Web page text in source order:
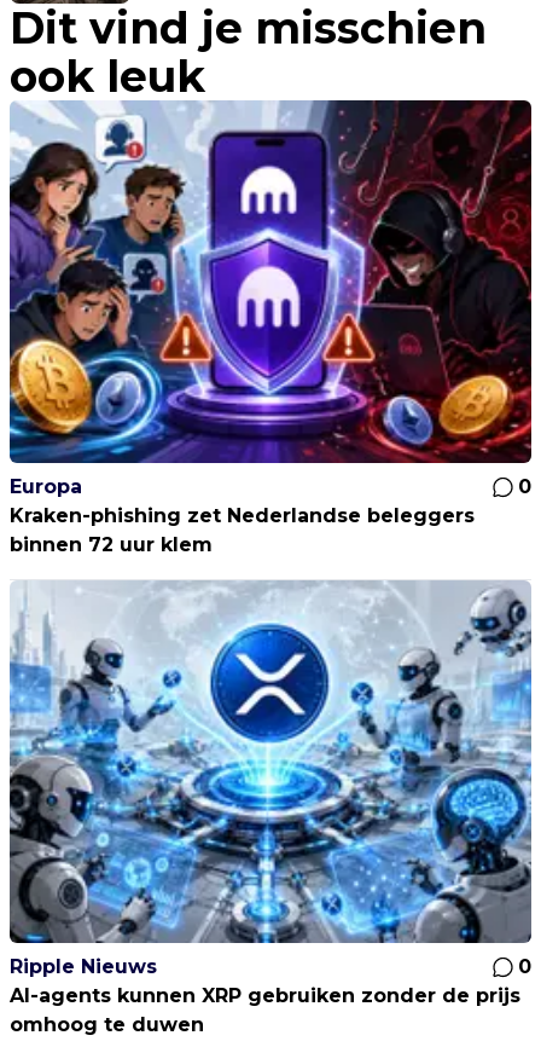
Dit vind je misschien
ook leuk
Europa
0
Kraken-phishing zet Nederlandse beleggers
binnen 72 uur klem
Ripple Nieuws
0
AI-agents kunnen XRP gebruiken zonder de prijs
omhoog te duwen